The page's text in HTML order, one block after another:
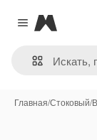
Close menu
Magnific
Главная/Стоковый/